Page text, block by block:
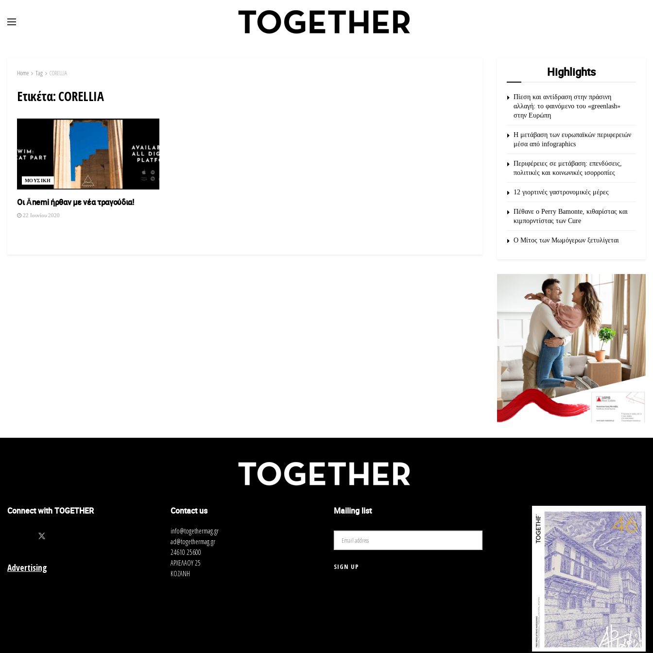
Home Tag CORELLIA
Ετικέτα:CORELLIA
ΜΟΥΣΙΚΗ
Οι Ānemi ήρθαν με νέα τραγούδια!
22 Ιουνίου 2020
Highlights
Πίεση και αντίδραση στην πράσινη
αλλαγή: το φαινόμενο του «greenlash»
στην Ευρώπη
Η μετάβαση των ευρωπαϊκών περιφερειών
μέσα από infographics
Περιφέρειες σε μετάβαση: επενδύσεις,
πολιτικές και κοινωνικές ισορροπίες
12 γιορτινές γαστρονομικές μέρες
Πέθανε ο Perry Bamonte, κιθαρίστας και
κιμπορντίστας των Cure
O Μίτος των Μωμόγερων ξετυλίγεται
Connect with TOGETHER
Advertising
Contact us
info@togethermag.gr
ad@togethermag.gr
24610 25600
ΑΡΧΕΛΑΟΥ 25
ΚΟΖΑΝΗ
Mailing list